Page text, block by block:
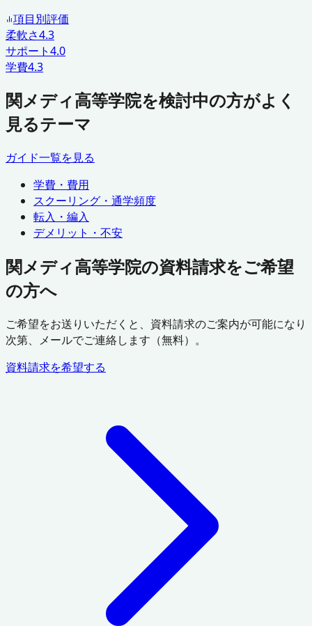
項目別評価
柔軟さ4.3
サポート4.0
学費4.3
関メディ高等学院を検討中の方がよく
見るテーマ
ガイド一覧を見る
学費・費用
スクーリング・通学頻度
転入・編入
デメリット・不安
関メディ高等学院の資料請求をご希望
の方へ
ご希望をお送りいただくと、資料請求のご案内が可能になり
次第、メールでご連絡します（無料）。
資料請求を希望する